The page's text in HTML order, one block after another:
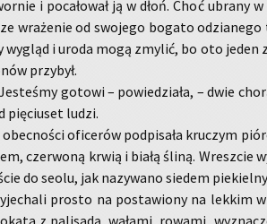
i po­ca­ło­wał ją w dłoń. Choć ubra­ny
wra­że­nie od swo­je­go bo­ga­to odzia­ne­go
wy­gląd i uroda mogą zmy­lić, bo oto
przy­był.
go­to­wi – po­wie­dzia­ła, – dwie
pię­ciu­set ludzi.
obec­no­ści ofi­ce­rów pod­pi­sa­ła kru­czym
czer­wo­ną krwią i białą śliną. Wresz­cie
do seolu, jak na­zy­wa­no sie­dem
pro­sto na po­sta­wio­ny na lek­kim
z pa­li­sa­dą, wa­ła­mi, ro­wa­mi,